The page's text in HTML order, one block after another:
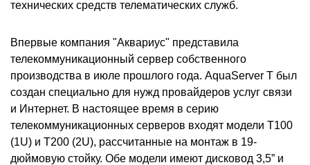
технических средств телематических служб.
Впервые компания "Аквариус" представила
телекоммуникационный сервер собственного
производства в июле прошлого года. AquaServer T был
создан специально для нужд провайдеров услуг связи
и Интернет. В настоящее время в серию
телекоммуникационных серверов входят модели Т100
(1U) и Т200 (2U), рассчитанные на монтаж в 19-
дюймовую стойку. Обе модели имеют дисковод 3,5” и